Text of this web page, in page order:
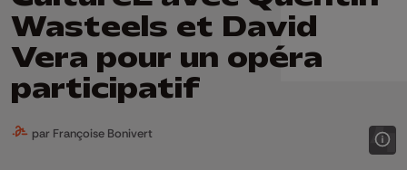
Wasteels et David
Vera pour un opéra
participatif
par Françoise Bonivert